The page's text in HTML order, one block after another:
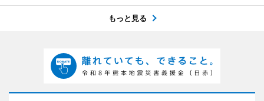
もっと見る